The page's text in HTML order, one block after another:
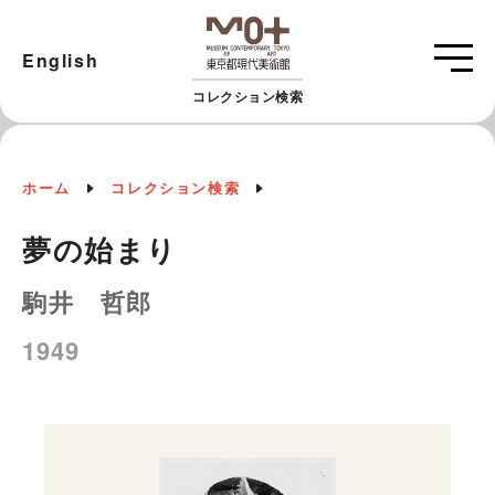
コレクション検索
English
ホーム コレクション検索
夢の始まり
駒井 哲郎
1949